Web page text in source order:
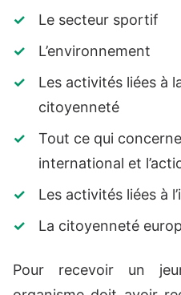
Le secteur sportif
L’environnement
Les activités liées à
citoyenneté
Tout ce qui
international et
Les activités liées à
La citoyenneté
Pour recevoir un